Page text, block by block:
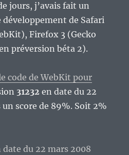
jours, j’avais fait un
développement de Safari
Firefox 3 (Gecko
préversion béta 2).
code de WebKit pour
31232 en date du 22
score de 89%. Soit 2%